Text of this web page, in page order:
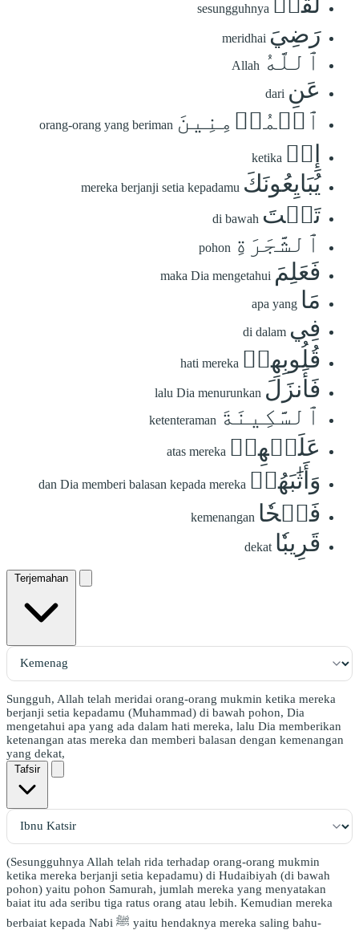
sesungguhnya
رَضِيَ meridhai
ٱللَّهُ Allah
عَنِ dari
ٱلۡمُؤۡمِنِينَ orang-orang yang beriman
إِذۡ ketika
يُبَايِعُونَكَ mereka berjanji setia kepadamu
تَحۡتَ di bawah
ٱلشَّجَرَةِ pohon
فَعَلِمَ maka Dia mengetahui
مَا apa yang
فِي di dalam
قُلُوبِهِمۡ hati mereka
فَأَنزَلَ lalu Dia menurunkan
ٱلسَّكِينَةَ ketenteraman
عَلَيۡهِمۡ atas mereka
وَأَثَٰبَهُمۡ dan Dia memberi balasan kepada mereka
فَتۡحٗا kemenangan
قَرِيبٗا dekat
Terjemahan
Sungguh, Allah telah meridai orang-orang mukmin ketika mereka
berjanji setia kepadamu (Muhammad) di bawah pohon, Dia
mengetahui apa yang ada dalam hati mereka, lalu Dia memberikan
ketenangan atas mereka dan memberi balasan dengan kemenangan
yang dekat,
Tafsir
(Sesungguhnya Allah telah rida terhadap orang-orang mukmin
ketika mereka berjanji setia kepadamu) di Hudaibiyah (di bawah
pohon) yaitu pohon Samurah, jumlah mereka yang menyatakan
baiat itu ada seribu tiga ratus orang atau lebih. Kemudian mereka
berbaiat kepada Nabi ﷺ yaitu hendaknya mereka saling bahu-